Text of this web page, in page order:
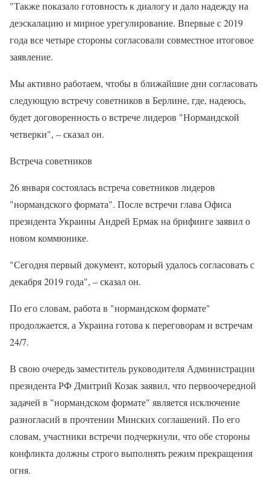
"Также показало готовность к диалогу и дало надежду на
деэскалацию и мирное урегулирование. Впервые с 2019
года все четыре стороны согласовали совместное итоговое
заявление.
Мы активно работаем, чтобы в ближайшие дни согласовать
следующую встречу советников в Берлине, где, надеюсь,
будет договоренность о встрече лидеров "Нормандской
четверки", – сказал он.
Встреча советников
26 января состоялась встреча советников лидеров
"нормандского формата". После встречи глава Офиса
президента Украины Андрей Ермак на брифинге заявил о
новом коммюнике.
"Сегодня первый документ, который удалось согласовать с
декабря 2019 года", – сказал он.
По его словам, работа в "нормандском формате"
продолжается, а Украина готова к переговорам и встречам
24/7.
В свою очередь заместитель руководителя Администрации
президента РФ Дмитрий Козак заявил, что первоочередной
задачей в "нормандском формате" является исключение
разногласий в прочтении Минских соглашений. По его
словам, участники встречи подчеркнули, что обе стороны
конфликта должны строго выполнять режим прекращения
огня.